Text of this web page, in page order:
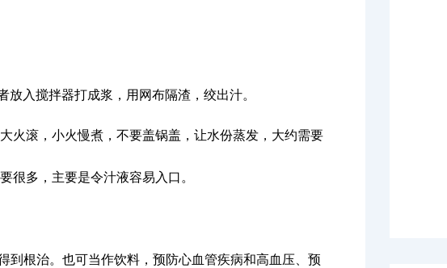
入搅拌器打成浆，用网布隔渣，绞出汁。
火滚，小火慢煮，不要盖锅盖，让水份蒸发，大约需要
很多，主要是令汁液容易入口。
到根治。也可当作饮料，预防心血管疾病和高血压、预